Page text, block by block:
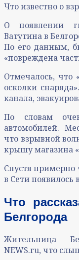
Что известно о
О появлении
Ватутина в
По его данным,
«повреждена
Отмечалось, что
осколки
канала,
По словам
автомобилей.
что взрывной
крышу магазина
Спустя примерно
в Сети появилось
Что
Белгорода
Жительница
NEWS.ru, что